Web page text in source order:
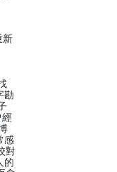
新
勘
感
對
的